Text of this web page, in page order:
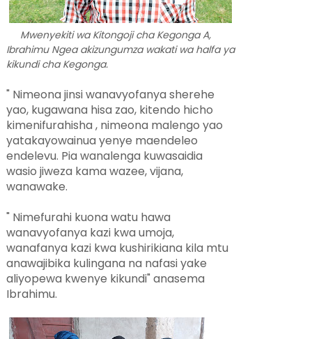
Mwenyekiti wa Kitongoji cha Kegonga A,
Ibrahimu Ngea akizungumza wakati wa halfa ya
kikundi cha Kegonga.
" Nimeona jinsi wanavyofanya sherehe
yao, kugawana hisa zao, kitendo hicho
kimenifurahisha , nimeona malengo yao
yatakayowainua yenye maendeleo
endelevu. Pia wanalenga kuwasaidia
wasio jiweza kama wazee, vijana,
wanawake.
" Nimefurahi kuona watu hawa
wanavyofanya kazi kwa umoja,
wanafanya kazi kwa kushirikiana kila mtu
anawajibika kulingana na nafasi yake
aliyopewa kwenye kikundi" anasema
Ibrahimu.